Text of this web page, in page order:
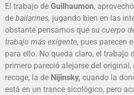
El trabajo de Guilhaumon,
de bailarines, jugando bien en las
obstante pensamos que su cuerpo
trabajo más exigente, pues parecen
para ello. No queda claro, el trabajo
primero pareció alejarse del
recoge, la de Nijinsky, cuando la
está en un trance sicológico, pero